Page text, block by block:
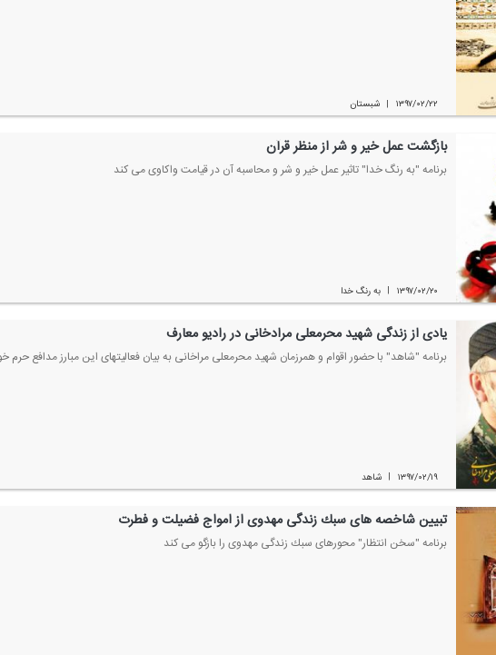
۱۳۹۷/۰۲/۲۲ | شبستان
بازگشت عمل خیر و شر از منظر قرآن
برنامه "به رنگ خدا" تاثیر عمل خیر و شر و محاسبه آن در قیامت واكاوی می كند
۱۳۹۷/۰۲/۲۰ | به رنگ خدا
یادی از زندگی شهید محرمعلی مرادخانی در رادیو معارف
برنامه "شاهد" با حضور اقوام و همرزمان شهید محرمعلی مراخانی به بیان فعالیتهای این مبارز مدافع
۱۳۹۷/۰۲/۱۹ | شاهد
تبیین شاخصه های سبك زندگی مهدوی از امواج فضیلت و فطرت
برنامه "سخن انتظار" محورهای سبك زندگی مهدوی را بازگو می كند